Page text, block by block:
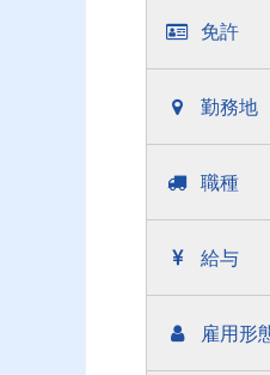
免許
勤務地
職種
給与
雇用形